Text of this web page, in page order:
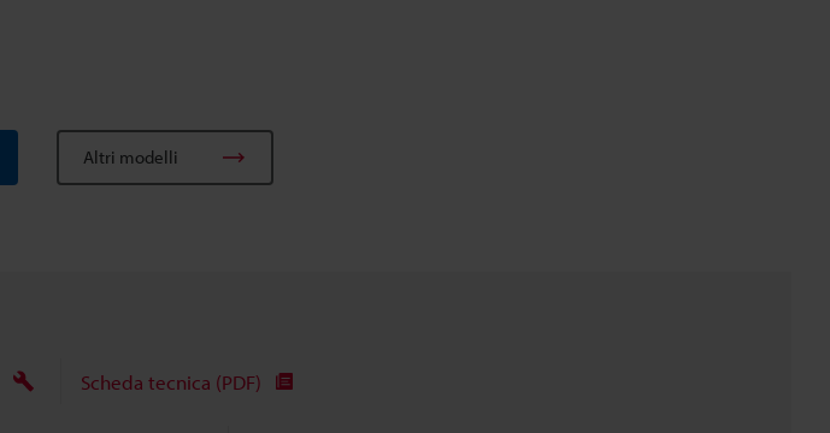
Altri modelli
Scheda tecnica (PDF)